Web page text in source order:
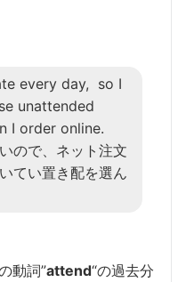
every day, so I
unattended
I order online.
ので、ネット注文
てい置き配を選ん
動詞”attend“の過去分